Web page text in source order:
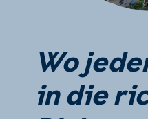
Wo
in die